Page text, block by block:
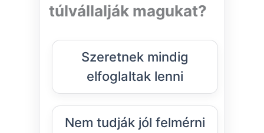
túlvállalják magukat?
Szeretnek mindig
elfoglaltak lenni
Nem tudják jól felmérni